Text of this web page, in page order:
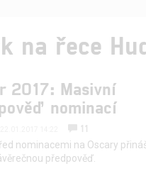
na řece
2017: Masivní
nominací
11
nominacemi na Oscary
předpověď.